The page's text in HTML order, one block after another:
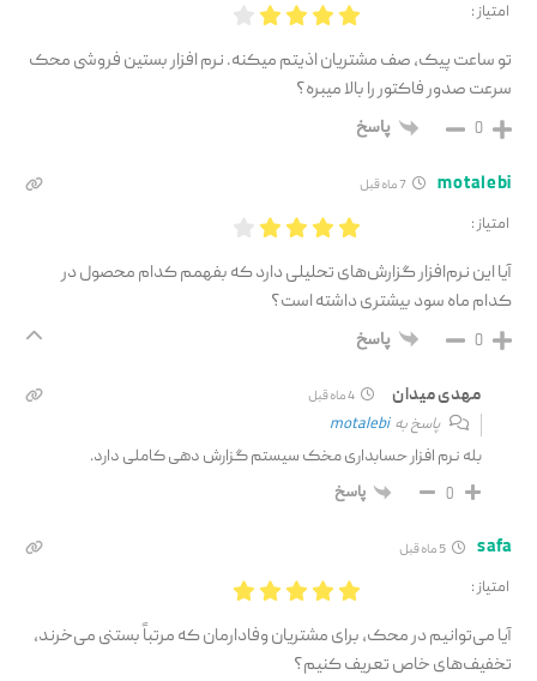
امتیاز :
تو ساعت پیک، صف مشتریان اذیتم میکنه. نرم افزار بستین فروشی محک
سرعت صدور فاکتور را بالا میبره؟
0 پاسخ
motalebi
امتیاز :
آیا این نرم‌افزار گزارش‌های تحلیلی دارد که بفهمم کدام محصول در
کدام ماه سود بیشتری داشته است؟
0 پاسخ
مهدی میدان
پاسخ بهmotalebi
بله نرم افزار حسابداری مخک سیستم گزارش دهی کاملی دارد.
0 پاسخ
safa
امتیاز :
آیا می‌توانیم در محک، برای مشتریان وفادارمان که مرتباً بستنی می‌خرند،
تخفیف‌های خاص تعریف کنیم؟